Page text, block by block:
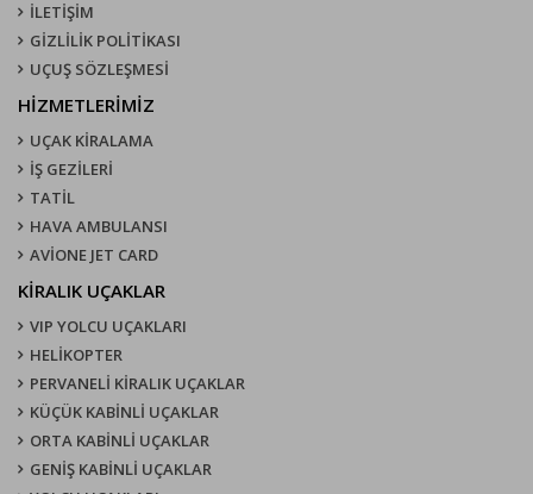
İLETİŞİM
GİZLİLİK POLİTİKASI
UÇUŞ SÖZLEŞMESI
HİZMETLERİMİZ
UÇAK KIRALAMA
İŞ GEZİLERİ
TATİL
HAVA AMBULANSI
AVİONE JET CARD
KIRALIK UÇAKLAR
VIP YOLCU UÇAKLARI
HELİKOPTER
PERVANELİ KİRALIK UÇAKLAR
KÜÇÜK KABİNLİ UÇAKLAR
ORTA KABİNLİ UÇAKLAR
GENİŞ KABİNLİ UÇAKLAR